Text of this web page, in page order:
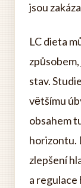
jsou
LC dieta
stav.
většímu
obsahem
horizontu.
zlepšení
a regulace